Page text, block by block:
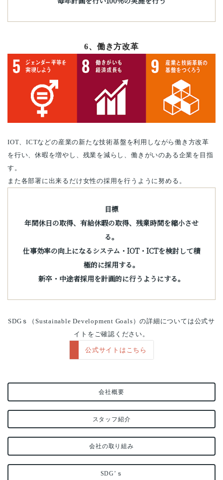
6、働き方改革
IOT、ICTなどの産業の新たな技術基盤を利用しながら働き方改革
を行い、休暇を増やし、残業を減らし、働きがいのある企業を目指
す。
また各部署に出来るだけ女性の採用を行うように努める。
目標
年間休日の取得、有給休暇の取得、残業時間を縮小させ
る。
仕事効率の向上になるシステム・IOT・ICTを検討して積
極的に採用する。
新卒・中途者採用を計画的に行うようにする。
SDGｓ（Sustainable Development Goals）の詳細については公式サ
イトをご確認ください。
公式サイトはこちら
会社概要
スタッフ紹介
会社の取り組み
SDG’ｓ